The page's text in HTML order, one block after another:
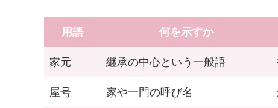
用語 何を示すか
家元 継承の中心という一般語
屋号 家や一門の呼び名